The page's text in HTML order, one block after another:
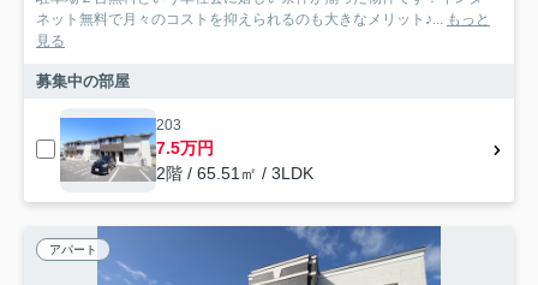
ネット無料で月々のコストを抑えられるのも大きなメリット♪...
もっと
見る
募集中の部屋
203
7.5万円
2階 / 65.51㎡ / 3LDK
アパート